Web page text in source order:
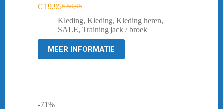
€59,95
Oorspronkelijke
prijs
was:
€ 19,95Huidige
prijs
is:
Kleding, Kleding, Kleding heren,
SALE, Training jack / broek
MEER INFORMATIE
-71%